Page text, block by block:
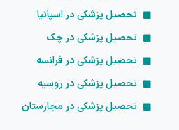
تحصیل پزشکی در اسپانیا
تحصیل پزشکی در چک
تحصیل پزشکی در فرانسه
تحصیل پزشکی در روسیه
تحصیل پزشکی در مجارستان